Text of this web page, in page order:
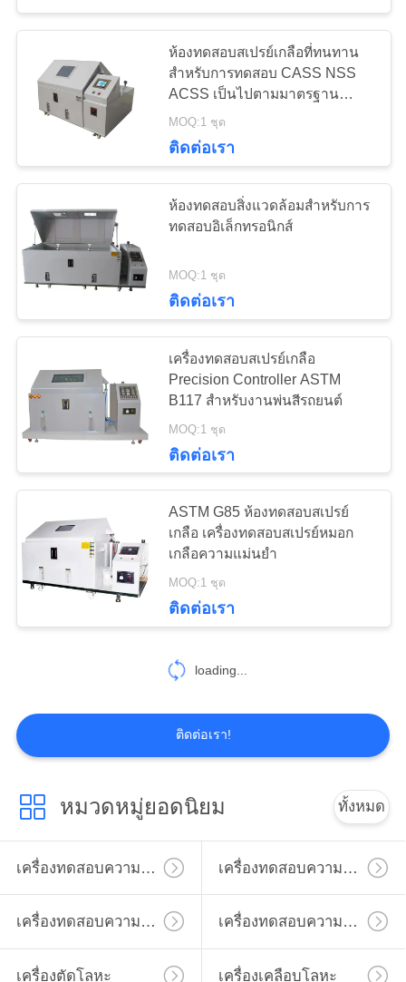
เครื่องเคลือบโลหะ
กดติดตั้งโลหะ
31
เครื่องหมุนเหวี่ยงใน
ห้องปฏิบัติการ
เครื่องวัดสายตา
ห้องทดสอบอุณหภูมิ
54
ห้องทดสอบสเปรย์เกลือที่ทนทาน
สำหรับการทดสอบ CASS NSS
ACSS เป็นไปตามมาตรฐาน
ASTM B117
MOQ:1 ชุด
ติดต่อเรา
ห้องทดสอบสิ่งแวดล้อมสําหรับการ
ทดสอบอิเล็กทรอนิกส์
MOQ:1 ชุด
ติดต่อเรา
เครื่องทดสอบสเปรย์เกลือ
Precision Controller ASTM
B117 สำหรับงานพ่นสีรถยนต์
MOQ:1 ชุด
ติดต่อเรา
ASTM G85 ห้องทดสอบสเปรย์
เกลือ เครื่องทดสอบสเปรย์หมอก
เกลือความแม่นยํา
MOQ:1 ชุด
ติดต่อเรา
loading...
ติดต่อเรา!
หมวดหมู่ยอดนิยม ทั้งหมด
เครื่องทดสอบความแข็งไมโครวิคเกอร์ เครื่องทดสอบความแข็งวิคเกอร์
เครื่องทดสอบความแข็ง Rockwell เครื่องทดสอบความแข็ง Brinell
เครื่องตัดโลหะ เครื่องเคลือบโลหะ